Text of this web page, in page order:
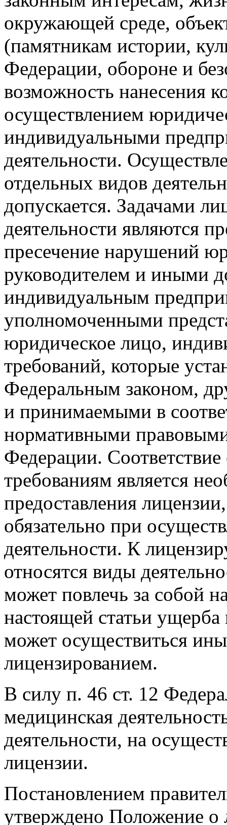
окружающей среде,
(памятникам истории,
Федерации, обороне и
возможность нанесения
осуществлением
индивидуальными
деятельности.
отдельных видов
допускается. Задачами
деятельности являются
пресечение нарушений
руководителем и иными
индивидуальным
уполномоченными
юридическое лицо,
требований, которые
Федеральным законом,
и принимаемыми в
нормативными
Федерации.
требованиям является
предоставления
обязательно при
деятельности. К
относятся виды
может повлечь за собой
настоящей статьи
может осуществиться
лицензированием.
В силу п. 46 ст. 12
медицинская
деятельности, на
лицензии.
Постановлением
утверждено Положение о